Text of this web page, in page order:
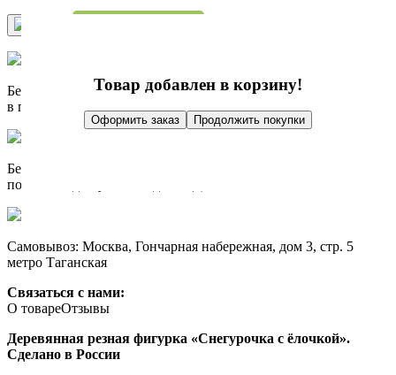
Бесплатно доставим при заказе от 10 000 р.
в пределах МКАД
Бесплатно доставим при заказе от 10 000 р.
по России до пункта выдачи СДЭК
Самовывоз: Москва, Гончарная набережная, дом 3, стр. 5
метро Таганская
Связаться с нами:
О товареОтзывы
Деревянная резная фигурка «Снегурочка с ёлочкой».
Сделано в России
Товар добавлен в корзину!
Оформить заказ Продолжить покупки